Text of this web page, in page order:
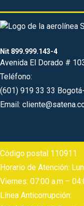
Nit 899.999.143-4
Avenida El Dorado #
Teléfono:
(601) 919 33 33
Email:
Código postal 110911
Horario de Atención:
Viernes: 07:00 a.m –
Línea Anticorrupción: